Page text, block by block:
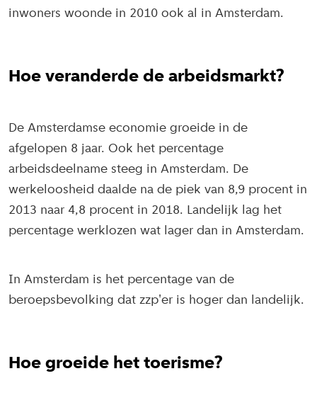
inwoners woonde in 2010 ook al in Amsterdam.
Hoe veranderde de arbeidsmarkt?
De Amsterdamse economie groeide in de
afgelopen 8 jaar. Ook het percentage
arbeidsdeelname steeg in Amsterdam. De
werkeloosheid daalde na de piek van 8,9 procent in
2013 naar 4,8 procent in 2018. Landelijk lag het
percentage werklozen wat lager dan in Amsterdam.
In Amsterdam is het percentage van de
beroepsbevolking dat zzp'er is hoger dan landelijk.
Hoe groeide het toerisme?